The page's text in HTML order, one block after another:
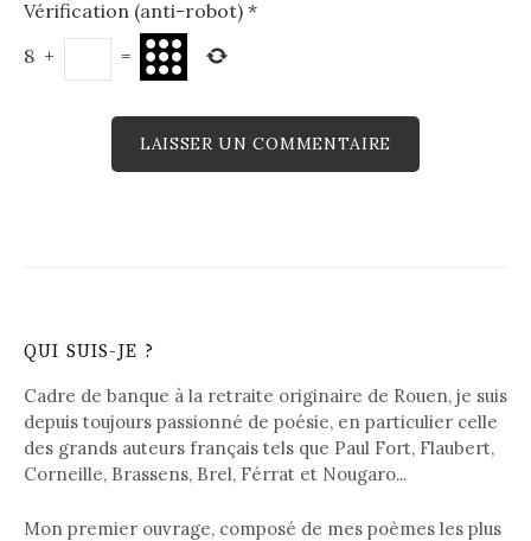
Vérification (anti-robot) *
8 + =
QUI SUIS-JE ?
Cadre de banque à la retraite originaire de Rouen, je suis
depuis toujours passionné de poésie, en particulier celle
des grands auteurs français tels que Paul Fort, Flaubert,
Corneille, Brassens, Brel, Férrat et Nougaro...
Mon premier ouvrage, composé de mes poèmes les plus